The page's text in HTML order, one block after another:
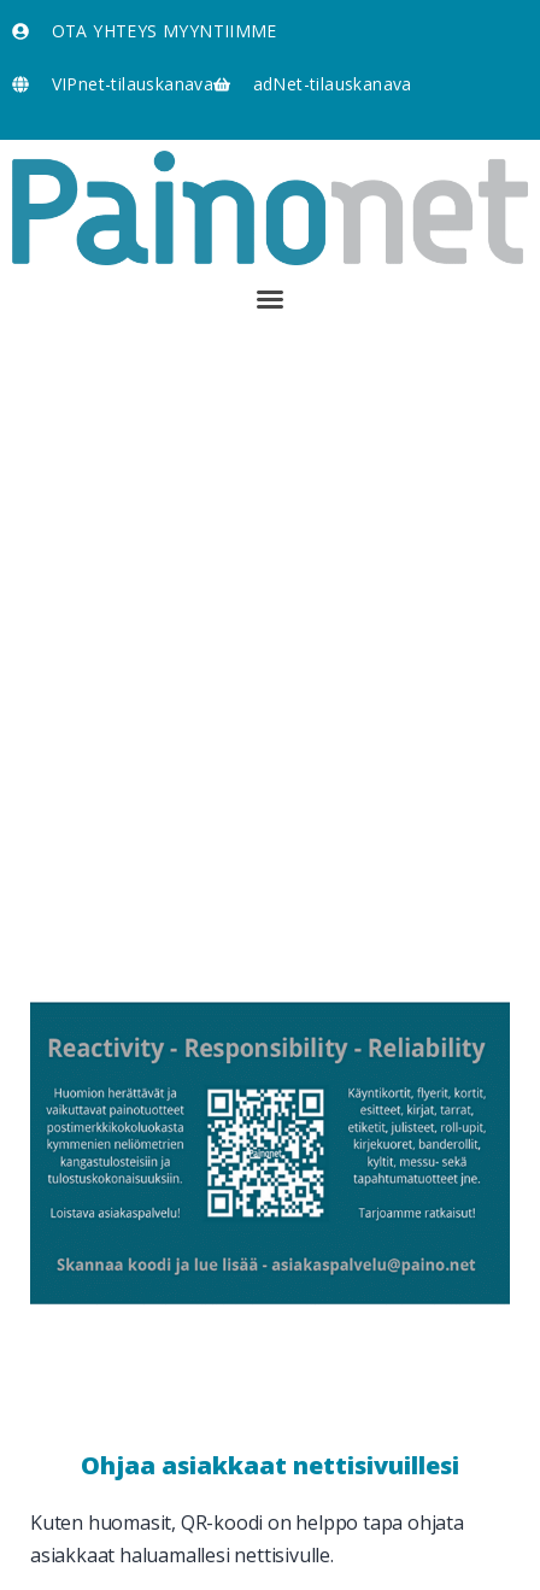
OTA YHTEYS MYYNTIIMME
VIPnet-tilauskanava adNet-tilauskanava
Ohjaa asiakkaat nettisivuillesi
Kuten huomasit, QR-koodi on helppo tapa ohjata
asiakkaat haluamallesi nettisivulle.